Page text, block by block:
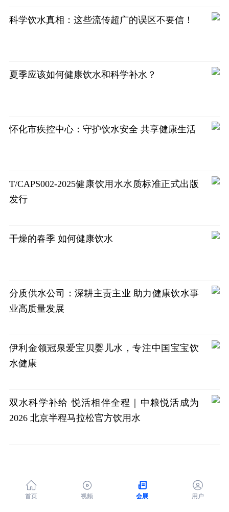
科学饮水真相：这些流传超广的误区不要信！
夏季应该如何健康饮水和科学补水？
怀化市疾控中心：守护饮水安全 共享健康生活
T/CAPS002-2025健康饮用水水质标准正式出版
发行
干燥的春季 如何健康饮水
分质供水公司：深耕主责主业 助力健康饮水事
业高质量发展
伊利金领冠泉爱宝贝婴儿水，专注中国宝宝饮
水健康
双水科学补给 悦活相伴全程｜中粮悦活成为
2026 北京半程马拉松官方饮用水

首页

视频

会展

用户